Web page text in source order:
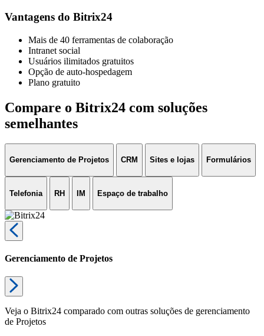
Vantagens do Bitrix24
Mais de 40 ferramentas de colaboração
Intranet social
Usuários ilimitados gratuitos
Opção de auto-hospedagem
Plano gratuito
Compare o Bitrix24 com soluções
semelhantes
Gerenciamento de Projetos CRM Sites e lojas Formulários
Telefonia RH IM Espaço de trabalho
Gerenciamento de Projetos
Veja o Bitrix24 comparado com outras soluções de gerenciamento
de Projetos